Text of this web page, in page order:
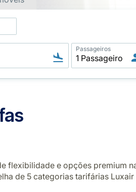
Passageiros
flexibilidade e opções premium
de 5 categorias tarifárias